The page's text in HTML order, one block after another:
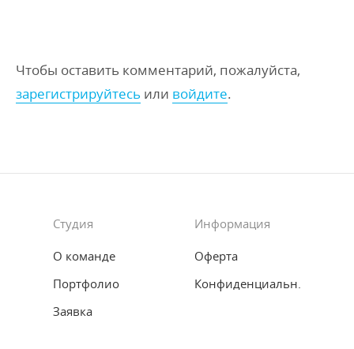
Чтобы оставить комментарий, пожалуйста,
зарегистрируйтесь или войдите.
Студия
О команде
Портфолио
Заявка
Информация
Оферта
Конфиденциальн.